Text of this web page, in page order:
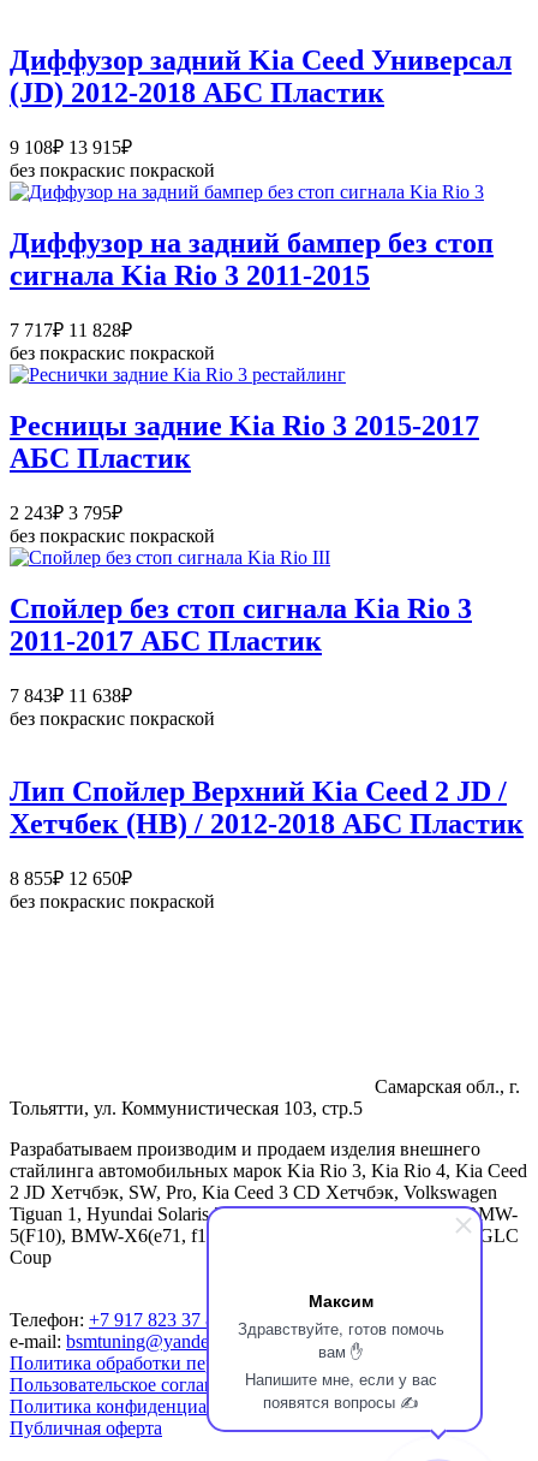
Максим
Здравствуйте, готов помочь
вам ✋
Напишите мне, если у вас
появятся вопросы ✍️
–
11
006₽
Диффузор задний Kia Ceed Универсал
(JD) 2012-2018 АБС Пластик
9 108₽ 13 915₽Диапазон
цен:
9
13
915₽
без покраскис покраской
Диффузор на задний бампер без стоп
сигнала Kia Rio 3 2011-2015
7 717₽ 11 828₽Диапазон
цен:
7
11
828₽
без покраскис покраской
Ресницы задние Kia Rio 3 2015-2017
АБС Пластик
2 243₽ 3 795₽Диапазон
цен:
2
3
795₽
без покраскис покраской
Спойлер без стоп сигнала Kia Rio 3
2011-2017 АБС Пластик
7 843₽ 11 638₽Диапазон
цен:
–
11
638₽
без покраскис покраской
Лип Спойлер Верхний Kia Ceed 2 JD /
Хетчбек (HB) / 2012-2018 АБС Пластик
8 855₽ 12 650₽Диапазон
цен:
без покраскис покраской
Самарская обл., г.
Тольятти, ул. Коммунистическая 103, стр.5
Разрабатываем производим и продаем изделия внешнего
стайлинга автомобильных марок Kia Rio 3, Kia Rio 4, Kia Ceed
2 JD Хетчбэк, SW, Pro, Kia Ceed 3 CD Хетчбэк, Volkswagen
Tiguan 1, Hyundai Solaris 2. Спойлеры для BMW-3(f30), BMW-
5(F10), BMW-X6(e71, f16), BMW-X4(f26), Mercedes-Benz GLC
Coup
Телефон: +7 917 823 37 87
(WhatsApp, Viber, Telegram)
e-mail: bsmtuning@yandex.ru
Политика обработки персональных данных
Пользовательское соглашение сайта
Политика конфиденциальности
Публичная оферта